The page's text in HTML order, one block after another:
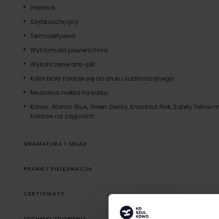
Interlock
Szybkoschnący
Termoaktywna
Wytrzymała powierzchnia
Wykończenie anti-pill
Kolor biały nadaje się do druku sublimacyjnego
Neutralna metka na karku
Kolory: Atomic Blue, Green Gecko, Knockout Pink, Safety
kolorów na zdjęciach
GRAMATURA I SKŁAD
PRANIE I PIELĘGNACJA
CERTYFIKATY